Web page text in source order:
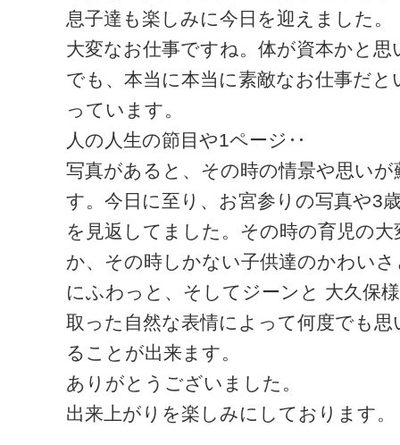
息子達も楽しみに今日を迎えました。
大変なお仕事ですね。体が資本かと思
でも、本当に本当に素敵なお仕事だと
っています。
人の人生の節目や1ページ‥
写真があると、その時の情景や思いが
す。今日に至り、お宮参りの写真や3
を見返してました。その時の育児の大
か、その時しかない子供達のかわい
にふわっと、そしてジーンと 大久保
取った自然な表情によって何度でも思
ることが出来ます。
ありがとうございました。
出来上がりを楽しみにしております。